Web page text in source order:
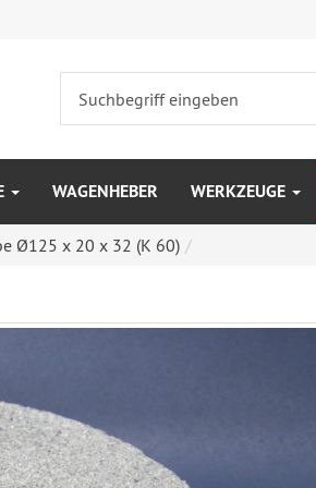
WAGENHEBER WERKZEUGE
Ø125 x 20 x 32 (K 60)